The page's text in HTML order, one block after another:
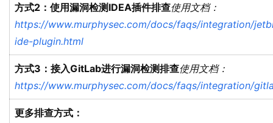
方式2：使用漏洞检测IDEA插件排查使用文档：
https://www.murphysec.com/docs/faqs/integration/
ide-plugin.html
方式3：接入GitLab进行漏洞检测排查使用文档：
https://www.murphysec.com/docs/faqs/integration/
更多排查方式：